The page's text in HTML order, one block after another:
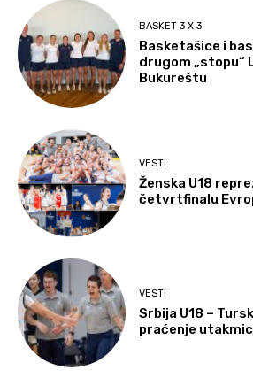
BASKET 3 X 3
Basketašice i
drugom „stopu“
Bukureštu
VESTI
Ženska U18
četvrtfinalu
VESTI
Srbija U18 –
praćenje